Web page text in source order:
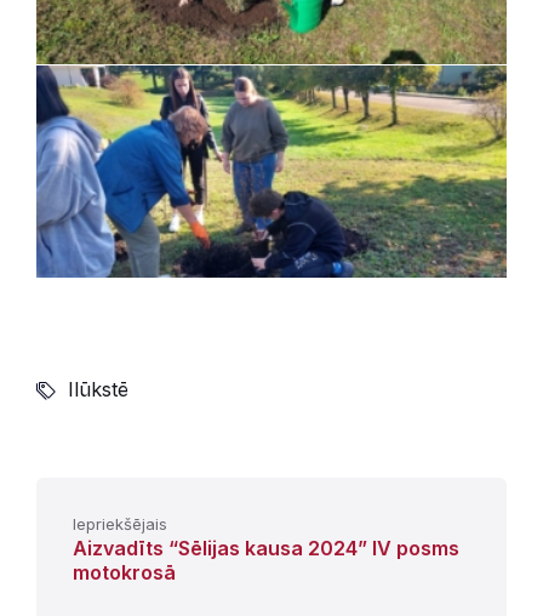
Ilūkstē
Iepriekšējais
Aizvadīts “Sēlijas kausa 2024” IV posms
motokrosā